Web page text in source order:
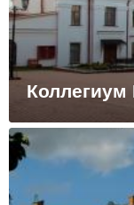
Коллегиум